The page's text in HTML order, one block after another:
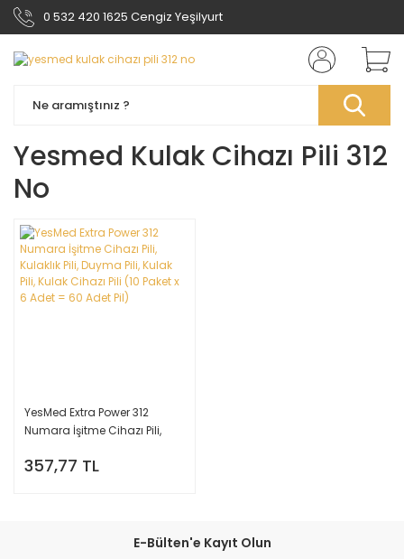
0 532 420 1625 Cengiz Yeşilyurt
Yesmed Kulak Cihazı Pili 312
No
YesMed Extra Power 312
Numara İşitme Cihazı Pili,
Pili, Kulak Cihazı Pili (10 Paket x
357,77 TL
E-Bülten'e Kayıt Olun